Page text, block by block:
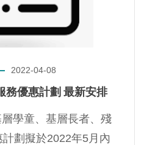
2022-04-08
務優惠計劃 最新安排
學童、基層長者、殘
劃擬於2022年5月內